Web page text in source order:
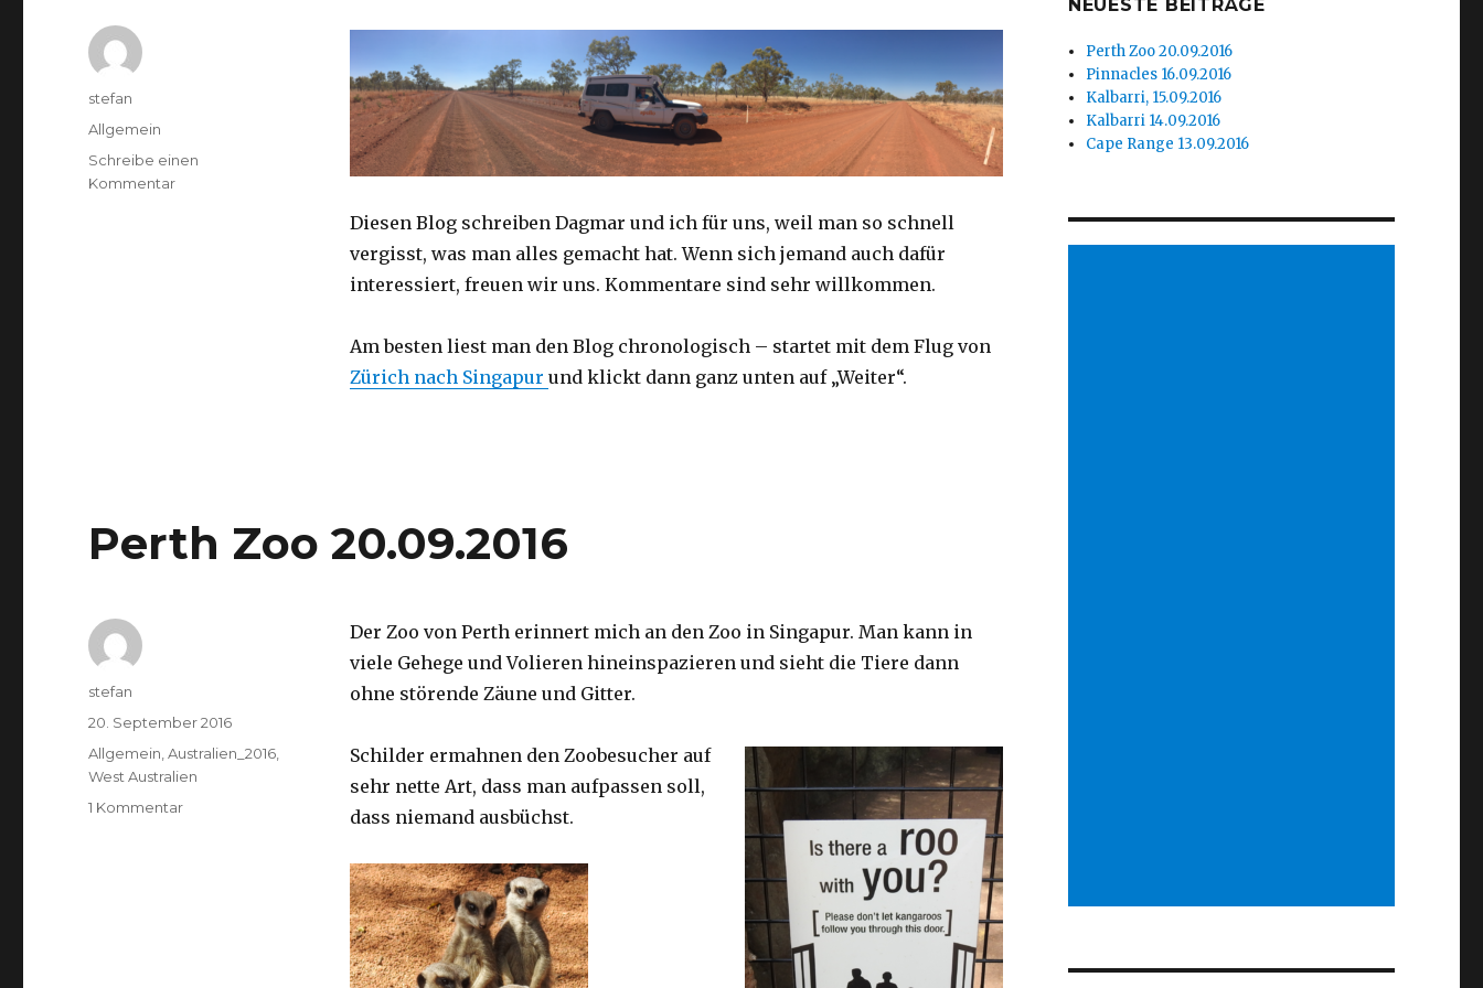
Diesen Blog schreiben Dagmar und ich für uns, weil man so schnell
vergisst, was man alles gemacht hat. Wenn sich jemand auch dafür
interessiert, freuen wir uns. Kommentare sind sehr willkommen.
Am besten liest man den Blog chronologisch – startet mit dem Flug von
Zürich nach Singapur und klickt dann ganz unten auf „Weiter“.
Autor
stefan
Kategorien
Allgemein
Schreibe einen
Kommentarzu
Perth Zoo 20.09.2016
Der Zoo von Perth erinnert mich an den Zoo in Singapur. Man kann in
viele Gehege und Volieren hineinspazieren und sieht die Tiere dann
ohne störende Zäune und Gitter.
Schilder ermahnen den Zoobesucher auf
sehr nette Art, dass man aufpassen soll,
dass niemand ausbüchst.
Autor
stefan
Veröffentlicht
am
20. September 2016
Kategorien
Allgemein,Australien_2016,
West Australien
1 Kommentarzu
NEUESTE BEITRÄGE
Perth Zoo 20.09.2016
Pinnacles 16.09.2016
Kalbarri, 15.09.2016
Kalbarri 14.09.2016
Cape Range 13.09.2016